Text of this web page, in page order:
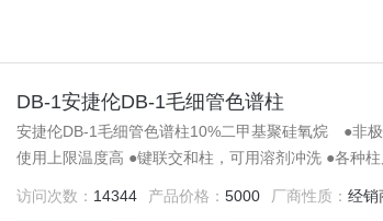
DB-1安捷伦DB-1毛细管色谱柱
安捷伦DB-1毛细管色谱柱10%二甲基聚硅氧烷 ●
使用上限温度高 ●键联交和柱，可用溶剂冲洗 ●各种
访问次数： 14344 产品价格：5000 厂商性质：经销